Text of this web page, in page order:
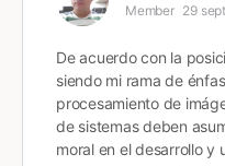
Member 29
De acuerdo con la
siendo mi rama de
procesamiento de
de sistemas deben
moral en el desarrollo y